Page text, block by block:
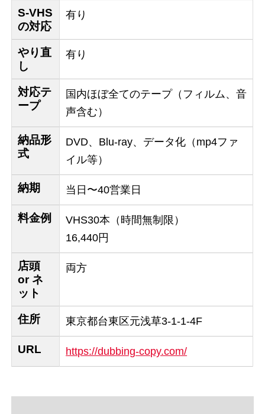
S-VHS
の対応
有り
やり直
し
有り
対応テ
ープ
国内ほぼ全てのテープ（フィルム、音
声含む）
納品形
式
DVD、Blu-ray、データ化（mp4ファ
イル等）
納期 当日〜40営業日
料金例
VHS30本（時間無制限）
16,440円
店頭
or ネ
ット
両方
住所 東京都台東区元浅草3-1-1-4F
URL https://dubbing-copy.com/